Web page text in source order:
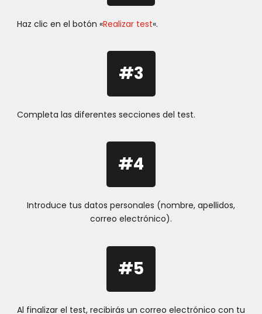
Haz clic en el botón «Realizar test«.
#3
Completa las diferentes secciones del test.
#4
Introduce tus datos personales (nombre, apellidos,
correo electrónico).
#5
Al finalizar el test, recibirás un correo electrónico con tu